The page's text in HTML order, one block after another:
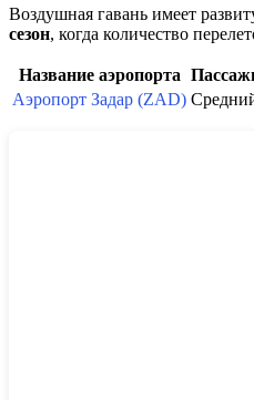
Воздушная гавань имеет
сезон, когда количество
Название аэропорта
Аэропорт Задар (ZAD)